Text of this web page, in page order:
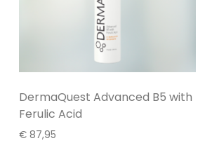
DermaQuest Advanced B5 with
Ferulic Acid
€ 87,95